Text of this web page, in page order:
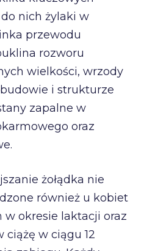
nich żylaki w
przewodu
rozworu
wielkości, wrzody
i strukturze
zapalne w
oraz
żołądka nie
również u kobiet
w okresie laktacji oraz
ciążę w ciągu 12